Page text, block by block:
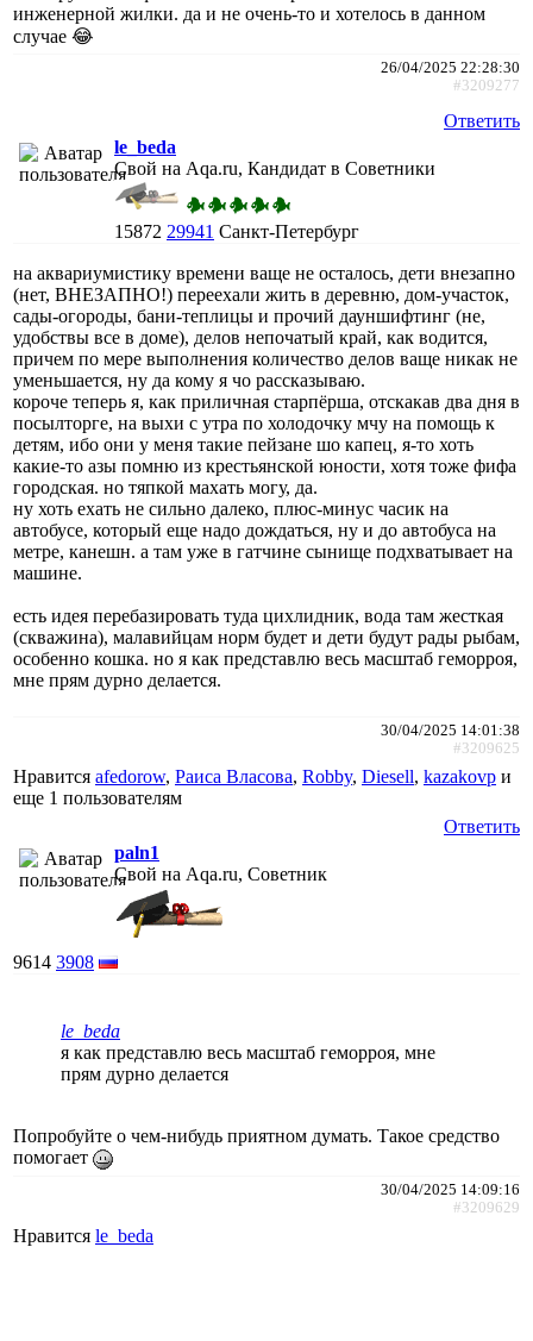
инженерной жилки. да и не очень-то и хотелось в данном
случае 😂
26/04/2025 22:28:30
#3209277
Ответить
le_beda
Свой на Aqa.ru, Кандидат в Советники
15872 29941 Санкт-Петербург
на аквариумистику времени ваще не осталось, дети внезапно
(нет, ВНЕЗАПНО!) переехали жить в деревню, дом-участок,
сады-огороды, бани-теплицы и прочий дауншифтинг (не,
удобствы все в доме), делов непочатый край, как водится,
причем по мере выполнения количество делов ваще никак не
уменьшается, ну да кому я чо рассказываю.
короче теперь я, как приличная старпёрша, отскакав два дня в
посылторге, на выхи с утра по холодочку мчу на помощь к
детям, ибо они у меня такие пейзане шо капец, я-то хоть
какие-то азы помню из крестьянской юности, хотя тоже фифа
городская. но тяпкой махать могу, да.
ну хоть ехать не сильно далеко, плюс-минус часик на
автобусе, который еще надо дождаться, ну и до автобуса на
метре, канешн. а там уже в гатчине сынище подхватывает на
машине.
есть идея перебазировать туда цихлидник, вода там жесткая
(скважина), малавийцам норм будет и дети будут рады рыбам,
особенно кошка. но я как представлю весь масштаб геморроя,
мне прям дурно делается.
30/04/2025 14:01:38
#3209625
Нравится afedorow, Раиса Власова, Robby, Diesell, kazakovp и
еще 1 пользователям
Ответить
paln1
Свой на Aqa.ru, Советник
9614 3908
le_beda
я как представлю весь масштаб геморроя, мне
прям дурно делается
Попробуйте о чем-нибудь приятном думать. Такое средство
помогает
30/04/2025 14:09:16
#3209629
Нравится le_beda